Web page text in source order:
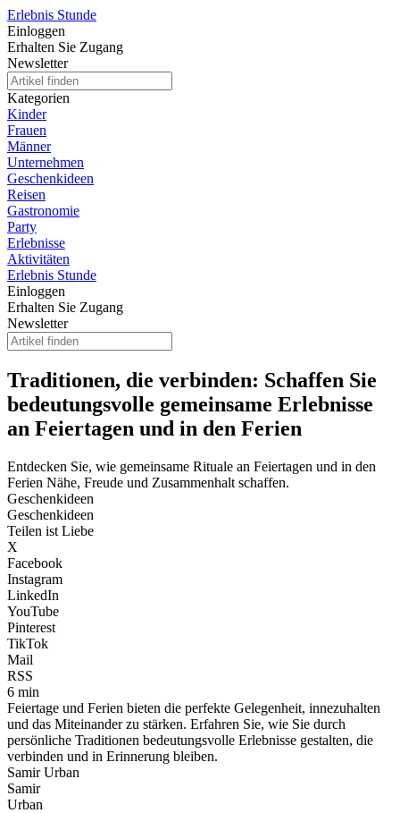
Erlebnis Stunde
Einloggen
Erhalten Sie Zugang
Newsletter
Kategorien
Kinder
Frauen
Männer
Unternehmen
Geschenkideen
Reisen
Gastronomie
Party
Erlebnisse
Aktivitäten
Erlebnis Stunde
Einloggen
Erhalten Sie Zugang
Newsletter
Traditionen, die verbinden: Schaffen Sie
bedeutungsvolle gemeinsame Erlebnisse
an Feiertagen und in den Ferien
Entdecken Sie, wie gemeinsame Rituale an Feiertagen und in den
Ferien Nähe, Freude und Zusammenhalt schaffen.
Geschenkideen
Geschenkideen
Teilen ist Liebe
X
Facebook
Instagram
LinkedIn
YouTube
Pinterest
TikTok
Mail
RSS
6 min
Feiertage und Ferien bieten die perfekte Gelegenheit, innezuhalten
und das Miteinander zu stärken. Erfahren Sie, wie Sie durch
persönliche Traditionen bedeutungsvolle Erlebnisse gestalten, die
verbinden und in Erinnerung bleiben.
Samir Urban
Samir
Urban